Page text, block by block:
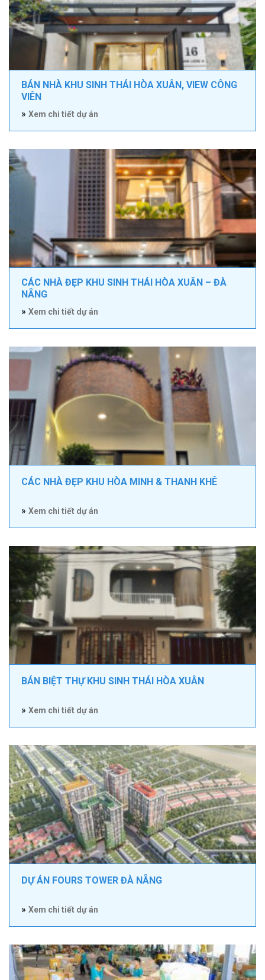
BÁN NHÀ KHU SINH THÁI HÒA XUÂN, VIEW CÔNG
VIÊN
» Xem chi tiết dự án
CÁC NHÀ ĐẸP KHU SINH THÁI HÒA XUÂN – ĐÀ
NẴNG
» Xem chi tiết dự án
CÁC NHÀ ĐẸP KHU HÒA MINH & THANH KHÊ
» Xem chi tiết dự án
BÁN BIỆT THỰ KHU SINH THÁI HÒA XUÂN
» Xem chi tiết dự án
DỰ ÁN FOURS TOWER ĐÀ NẴNG
» Xem chi tiết dự án